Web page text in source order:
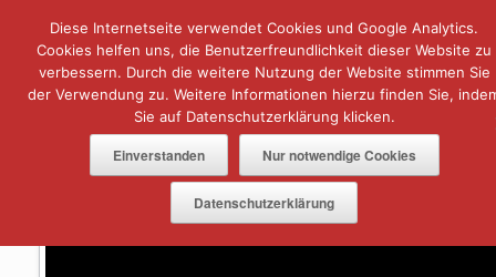
springen
Menü
Kategorie-Archiv:Tutorials
In dieser Kategorie findest du alle meine Tutorials.
Diese Internetseite verwendet Cookies und Google Analytics.
Cookies helfen uns, die Benutzerfreundlichkeit dieser Website zu
verbessern. Durch die weitere Nutzung der Website stimmen Sie
der Verwendung zu. Weitere Informationen hierzu finden Sie,
Sie auf Datenschutzerklärung klicken.
Einverstanden Nur notwendige Cookies
Datenschutzerklärung